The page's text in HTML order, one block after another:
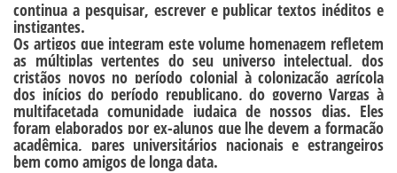
continua a pesquisar, escrever e publicar textos inéditos e
instigantes.
Os artigos que integram este volume homenagem refletem
as múltiplas vertentes do seu universo intelectual, dos
cristãos novos no período colonial à colonização agrícola
dos inícios do período republicano, do governo Vargas à
multifacetada comunidade judaica de nossos dias. Eles
foram elaborados por ex-alunos que lhe devem a formação
acadêmica, pares universitários nacionais e estrangeiros
bem como amigos de longa data.